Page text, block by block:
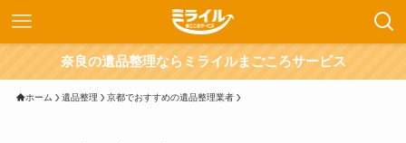
奈良の遺品整理ならミライルまごころサービス
ホーム 遺品整理 京都でおすすめの遺品整理業者